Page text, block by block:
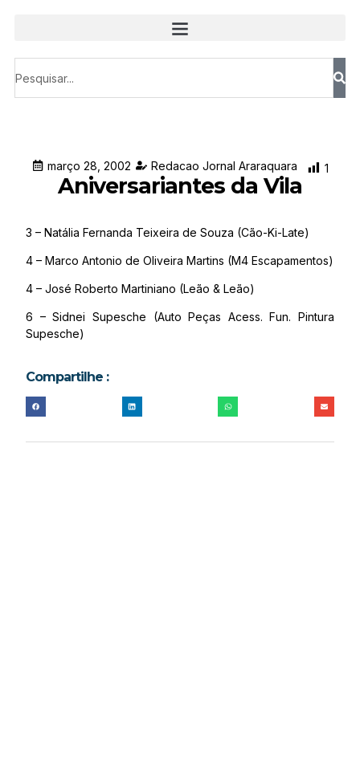
março 28, 2002 Redacao Jornal Araraquara 1
Aniversariantes da Vila
3 – Natália Fernanda Teixeira de Souza (Cão-Ki-Late)
4 – Marco Antonio de Oliveira Martins (M4 Escapamentos)
4 – José Roberto Martiniano (Leão & Leão)
6 – Sidnei Supesche (Auto Peças Acess. Fun. Pintura
Supesche)
Compartilhe :